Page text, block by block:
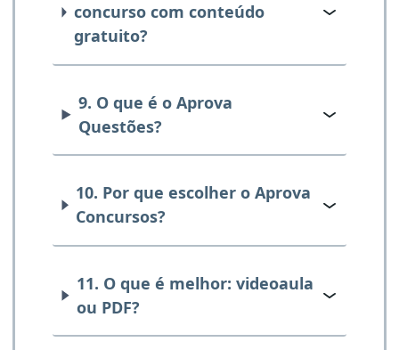
concurso com conteúdo
gratuito?
9. O que é o Aprova
Questões?
10. Por que escolher o Aprova
Concursos?
11. O que é melhor: videoaula
ou PDF?